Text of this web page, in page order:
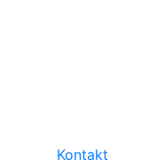
Kontakt